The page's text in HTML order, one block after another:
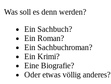
Was soll es denn werden?
Ein Sachbuch?
Ein Roman?
Ein Sachbuchroman?
Ein Krimi?
Eine Biografie?
Oder etwas völlig anderes?